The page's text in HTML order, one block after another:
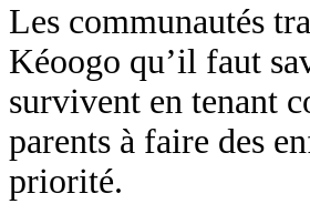
Les communautés
Kéoogo qu’il faut
survivent en tenant
parents à faire des
priorité.